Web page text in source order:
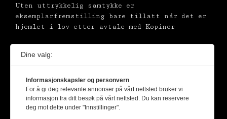
Uten uttrykkelig samtykke er
eksemplarfremstilling bare tillatt når det er
hjemlet i lov etter avtale med Kopinor
Dine valg:
Informasjonskapsler og personvern
For å gi deg relevante annonser på vårt nettsted bruker vi
informasjon fra ditt besøk på vårt nettsted. Du kan reservere
deg mot dette under "Innstillinger".